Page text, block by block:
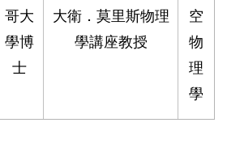
哥大
學博
士
大衛．莫里斯物理
學講座教授
空
物
理
學